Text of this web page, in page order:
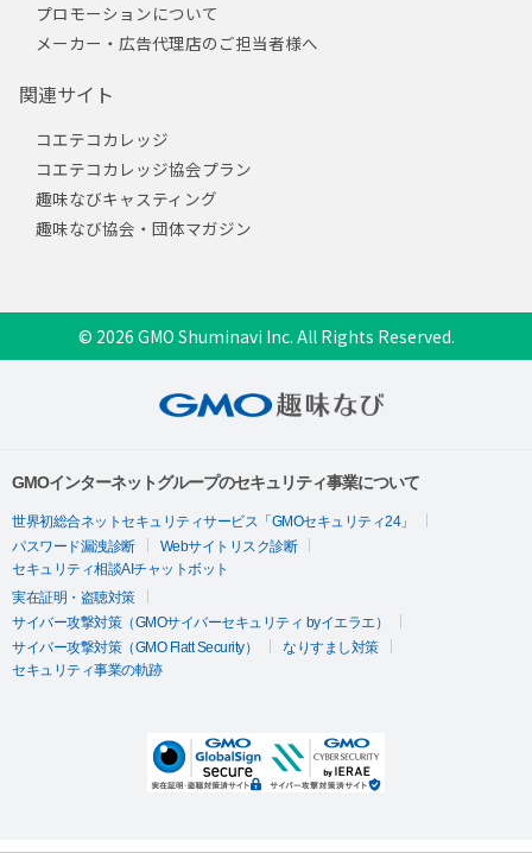
プロモーションについて
メーカー・広告代理店のご担当者様へ
関連サイト
コエテコカレッジ
コエテコカレッジ協会プラン
趣味なびキャスティング
趣味なび協会・団体マガジン
© 2026 GMO Shuminavi Inc. All Rights Reserved.